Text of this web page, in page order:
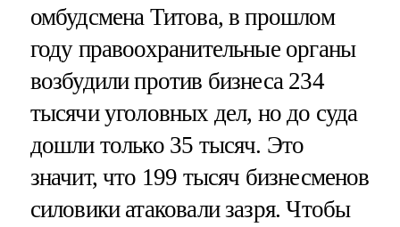
омбудсмена Титова, в прошлом
году правоохранительные органы
возбудили против бизнеса 234
тысячи уголовных дел, но до суда
дошли только 35 тысяч. Это
значит, что 199 тысяч бизнесменов
силовики атаковали зазря. Чтобы